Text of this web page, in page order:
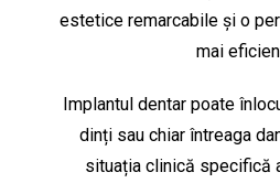
estetice remarcabile și o
mai
Implantul dentar poate
dinți sau chiar întreaga
situația clinică specifică